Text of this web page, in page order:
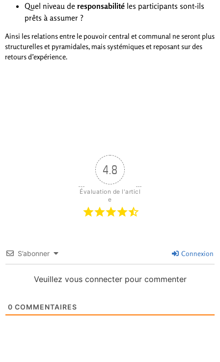
Quel niveau de responsabilité les participants sont-ils
prêts à assumer ?
Ainsi les relations entre le pouvoir central et communal ne seront plus
structurelles et pyramidales, mais systémiques et reposant sur des
retours d’expérience.
4.8
Évaluation de l'articl
e
S’abonner Connexion
Veuillez vous connecter pour commenter
0 COMMENTAIRES